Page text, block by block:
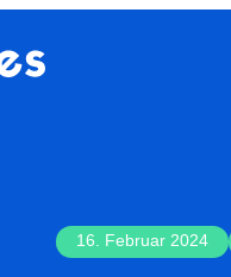
16. Februar 2024